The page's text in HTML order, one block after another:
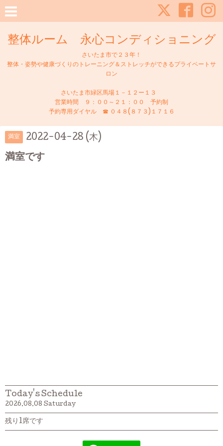
整体ルーム 永心コンディショニング
さいたま市で２３年！
整体・姿勢や健康づくりのトレーニング＆ストレッチができるプライベートサ
ロン
さいたま市緑区馬場１－１２ー１３
営業時間 ９：００～２１：００ 予約制
予約専用ダイヤル ☎ ０４８(８７３)１７１６
満室 2022-04-28 (木)
満室です
Today's Schedule
2026.08.08 Saturday
残り1席です